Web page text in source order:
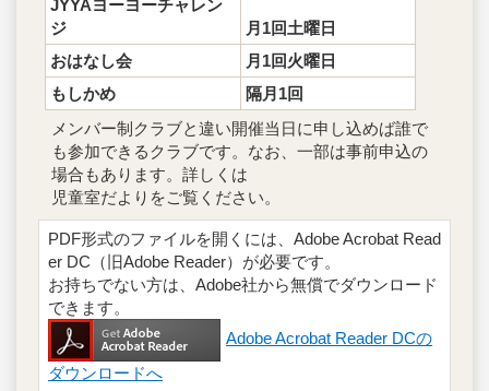
JYYAヨーヨーチャレン
ジ
月1回土曜日
おはなし会
月1回火曜日
もしかめ
隔月1回
メンバー制クラブと違い開催当日に申し込めば誰で
も参加できるクラブです。なお、一部は事前申込の
場合もあります。詳しくは
児童室だよりをご覧ください。
PDF形式のファイルを開くには、Adobe Acrobat Read
er DC（旧Adobe Reader）が必要です。
お持ちでない方は、Adobe社から無償でダウンロード
できます。
Adobe Acrobat Reader DCの
ダウンロードへ